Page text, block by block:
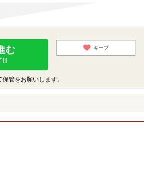
む
!!
キープ
管をお願いします。